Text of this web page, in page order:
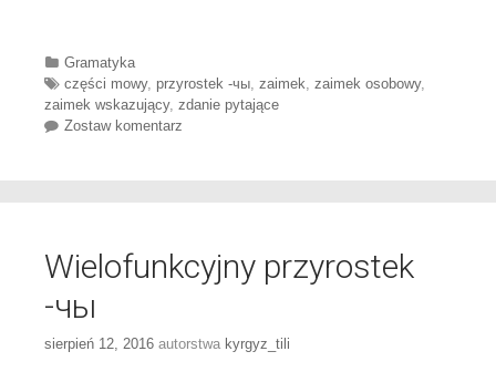
Categories
Gramatyka
Tags
części mowy, przyrostek -чы zaimek zaimek osobowy,
zaimek wskazujący, zdanie pytające
Zostaw komentarz
Wielofunkcyjny przyrostek
-чы
sierpień 12, 2016 autorstwa kyrgyz_tili